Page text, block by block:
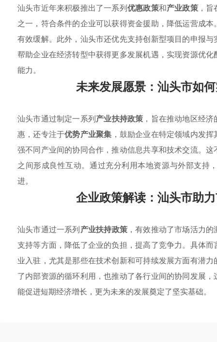
汕头市近年来积极推出了一系列优惠政策和产业政策，旨
之一，符合条件的企业可以获得资金援助，降低运营成
有效缓解。此外，汕头市还优先支持创新型项目的申报
帮助企业在经济转型中获得更多发展机遇，实现资源优
能力。
未来发展愿景：汕头市如
汕头市通过制定一系列产业扶持政策 ，旨在推动地区经
惠，还专注于优势产业聚集 ，鼓励企业在特定领域内发
强不同产业间的协同合作，推动信息共享和技术交流。
之间形成良性互动。通过充分利用本地资源与外部支持
进。
企业政策解读：汕头市助
汕头市通过一系列产业扶持政策，有效推动了市场活力
支持等方面，降低了企业的负担，提高了竞争力。具体
业入驻，尤其是那些在技术创新和可持续发展方面有潜力
了内部资源的循环利用，也推动了各行业间的协同发展
能促进短期经济增长，更为未来的发展奠定了坚实基础。